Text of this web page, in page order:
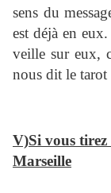
sens du
est déjà en
veille sur eux,
nous dit le tarot
V)Si vous
Marseille